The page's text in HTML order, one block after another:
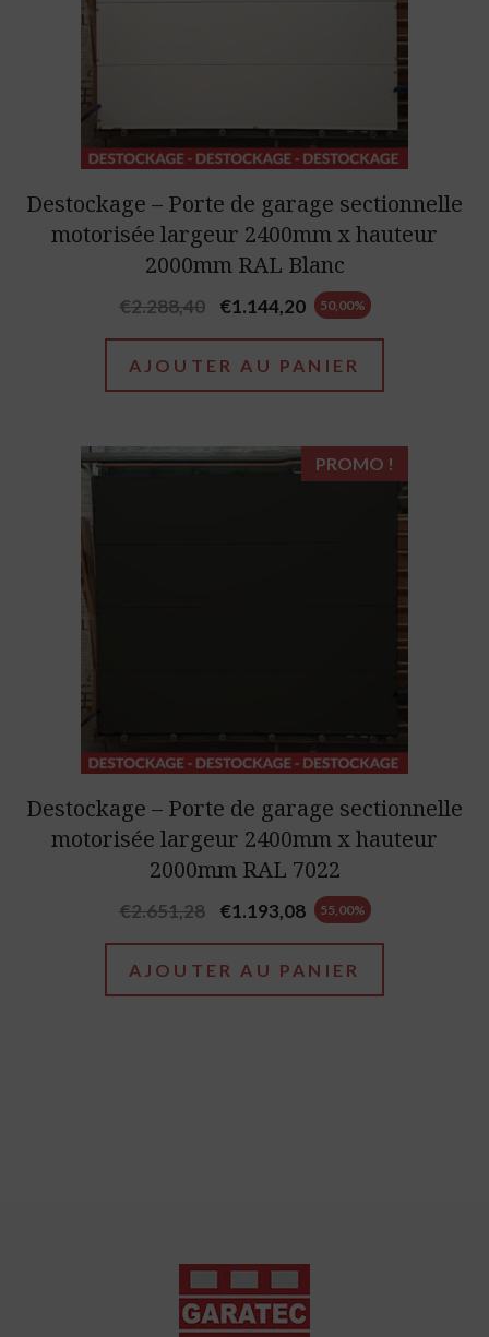
Destockage – Porte de garage sectionnelle
motorisée largeur 2400mm x hauteur
2000mm RAL Blanc
€2.288,40
Original
price
was:
€2.288,40.
€1.144,20Current
price
is:
€1.144,20.
50,00%
AJOUTER AU PANIER
PROMO !
Destockage – Porte de garage sectionnelle
motorisée largeur 2400mm x hauteur
2000mm RAL 7022
€2.651,28
Original
price
was:
€2.651,28.
€1.193,08Current
price
is:
€1.193,08.
55,00%
AJOUTER AU PANIER